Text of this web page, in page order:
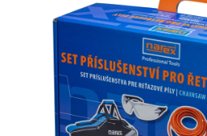
5
hvězdiček.